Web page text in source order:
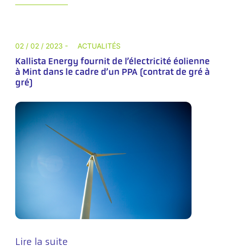
02 / 02 / 2023 - ACTUALITÉS
Kallista Energy fournit de l’électricité éolienne
à Mint dans le cadre d’un PPA (contrat de gré à
gré)
Lire la suite